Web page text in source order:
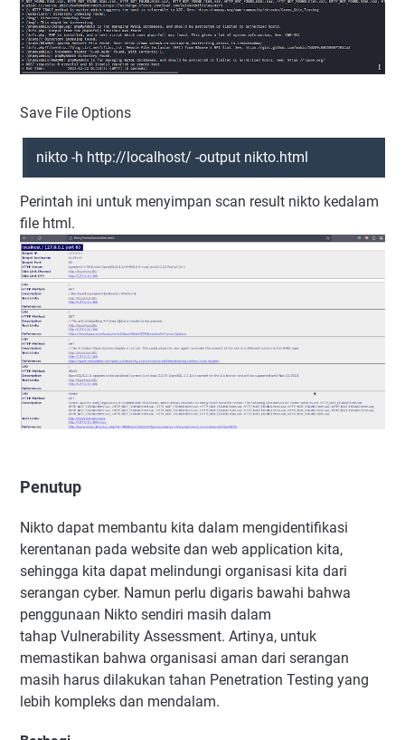
Save File Options
nikto -h http://localhost/ -output nikto.html
Perintah ini untuk menyimpan scan result nikto kedalam
file html.
Penutup
Nikto dapat membantu kita dalam mengidentifikasi
kerentanan pada website dan web application kita,
sehingga kita dapat melindungi organisasi kita dari
serangan cyber. Namun perlu digaris bawahi bahwa
penggunaan Nikto sendiri masih dalam
tahap Vulnerability Assessment. Artinya, untuk
memastikan bahwa organisasi aman dari serangan
masih harus dilakukan tahan Penetration Testing yang
lebih kompleks dan mendalam.